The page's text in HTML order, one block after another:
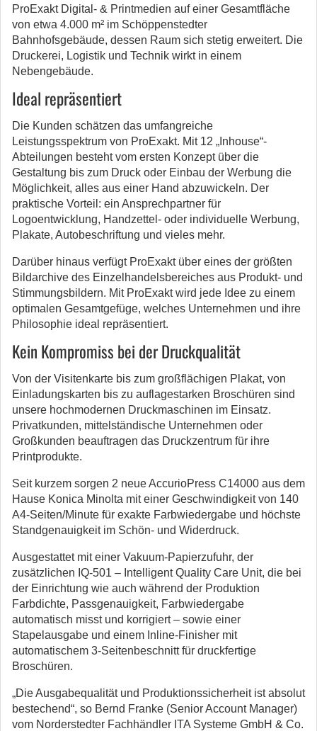
ProExakt Digital- & Printmedien auf einer Gesamtfläche
von etwa 4.000 m² im Schöppenstedter
Bahnhofsgebäude, dessen Raum sich stetig erweitert. Die
Druckerei, Logistik und Technik wirkt in einem
Nebengebäude.
Ideal repräsentiert
Die Kunden schätzen das umfangreiche
Leistungsspektrum von ProExakt. Mit 12 „Inhouse“-
Abteilungen besteht vom ersten Konzept über die
Gestaltung bis zum Druck oder Einbau der Werbung die
Möglichkeit, alles aus einer Hand abzuwickeln. Der
praktische Vorteil: ein Ansprechpartner für
Logoentwicklung, Handzettel- oder individuelle Werbung,
Plakate, Autobeschriftung und vieles mehr.
Darüber hinaus verfügt ProExakt über eines der größten
Bildarchive des Einzelhandelsbereiches aus Produkt- und
Stimmungsbildern. Mit ProExakt wird jede Idee zu einem
optimalen Gesamtgefüge, welches Unternehmen und ihre
Philosophie ideal repräsentiert.
Kein Kompromiss bei der Druckqualität
Von der Visitenkarte bis zum großflächigen Plakat, von
Einladungskarten bis zu auflagestarken Broschüren sind
unsere hochmodernen Druckmaschinen im Einsatz.
Privatkunden, mittelständische Unternehmen oder
Großkunden beauftragen das Druckzentrum für ihre
Printprodukte.
Seit kurzem sorgen 2 neue AccurioPress C14000 aus dem
Hause Konica Minolta mit einer Geschwindigkeit von 140
A4-Seiten/Minute für exakte Farbwiedergabe und höchste
Standgenauigkeit im Schön- und Widerdruck.
Ausgestattet mit einer Vakuum-Papierzufuhr, der
zusätzlichen IQ-501 – Intelligent Quality Care Unit, die bei
der Einrichtung wie auch während der Produktion
Farbdichte, Passgenauigkeit, Farbwiedergabe
automatisch misst und korrigiert – sowie einer
Stapelausgabe und einem Inline-Finisher mit
automatischem 3-Seitenbeschnitt für druckfertige
Broschüren.
„Die Ausgabequalität und Produktionssicherheit ist absolut
bestechend“, so Bernd Franke (Senior Account Manager)
vom Norderstedter Fachhändler ITA Systeme GmbH & Co.